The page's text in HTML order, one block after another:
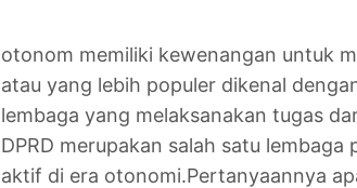
otonom memiliki kewenangan untuk
atau yang lebih populer dikenal
lembaga yang melaksanakan tugas
DPRD merupakan salah satu
aktif di era otonomi.Pertanyaannya